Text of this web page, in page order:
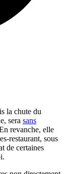
la chute du
sera sans
revanche, elle
restaurant, sous
de certaines